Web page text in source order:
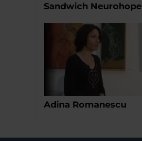
Sandwich Neurohope
Adina Romanescu